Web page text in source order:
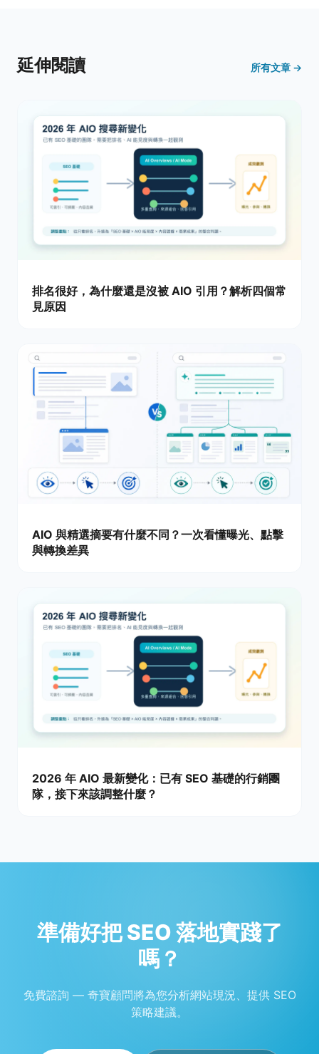
延伸閱讀 所有文章 →
排名很好，為什麼還是沒被 AIO 引用？解析四個常
見原因
AIO 與精選摘要有什麼不同？一次看懂曝光、點擊
與轉換差異
2026 年 AIO 最新變化：已有 SEO 基礎的行銷團
隊，接下來該調整什麼？
準備好把 SEO 落地實踐了
嗎？
免費諮詢 — 奇寶顧問將為您分析網站現況、提供 SEO
策略建議。